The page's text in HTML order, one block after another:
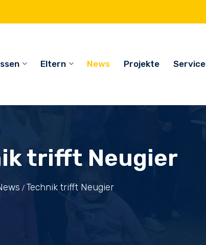
Eltern News Projekte Service
trifft Neugier
Technik trifft Neugier